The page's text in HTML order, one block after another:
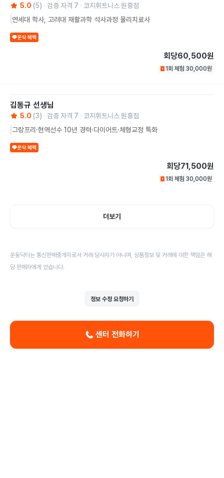
5.0 (5) 검증 자격 7
코지휘트니스 원흥점
연세대 학사, 고려대 재활과학 석사과정 물리치료사
운닥 혜택
회당60,500원
1회 체험 30,000원
김동규 선생님
5.0 (3) 검증 자격 7
코지휘트니스 원흥점
그랑프리·현역선수 10년 경력·다이어트·체형교정 특화
운닥 혜택
회당71,500원
1회 체험 30,000원
더보기
운동닥터는 통신판매중개자로서 거래 당사자가 아니며, 상품정보 및 거래에 대한 책임은 해
당 판매자에게 있습니다.
정보 수정 요청하기
센터 전화하기